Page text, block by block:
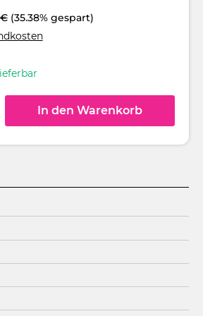
(35.38% gespart)
In den Warenkorb